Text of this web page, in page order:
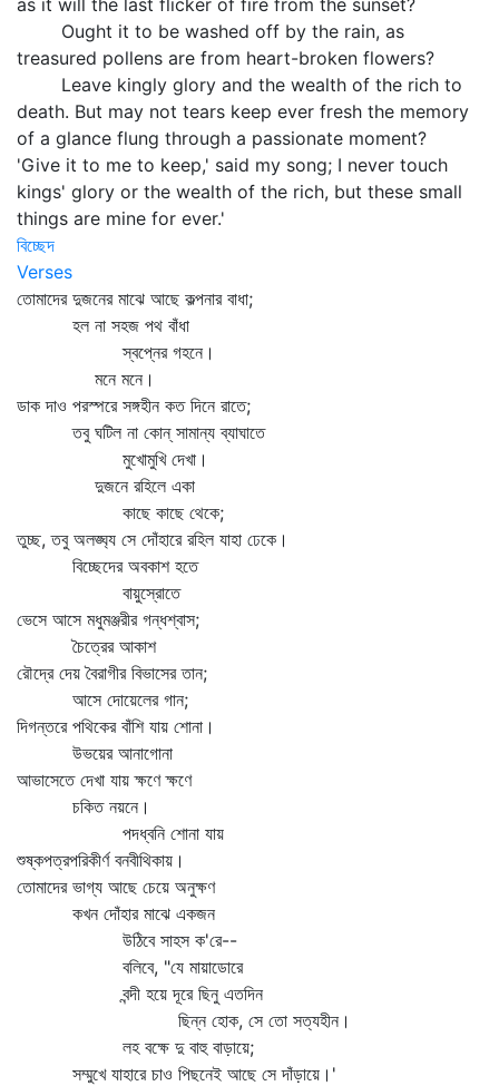
as it will the last flicker of fire from the sunset?
Ought it to be washed off by the rain, as
treasured pollens are from heart-broken flowers?
Leave kingly glory and the wealth of the rich to
death. But may not tears keep ever fresh the memory
of a glance flung through a passionate moment?
'Give it to me to keep,' said my song; I never touch
kings' glory or the wealth of the rich, but these small
things are mine for ever.'
বিচ্ছেদ
Verses
তোমাদের দুজনের মাঝে আছে কল্পনার বাধা;
হল না সহজ পথ বাঁধা
স্বপ্নের গহনে।
মনে মনে।
ডাক দাও পরস্পরে সঙ্গহীন কত দিনে রাতে;
তবু ঘটিল না কোন্‌ সামান্য ব্যাঘাতে
মুখোমুখি দেখা।
দুজনে রহিলে একা
কাছে কাছে থেকে;
তুচ্ছ, তবু অলঙ্ঘ্য সে দোঁহারে রহিল যাহা ঢেকে।
বিচ্ছেদের অবকাশ হতে
বায়ুস্রোতে
ভেসে আসে মধুমঞ্জরীর গন্ধশ্বাস;
চৈত্রের আকাশ
রৌদ্রে দেয় বৈরাগীর বিভাসের তান;
আসে দোয়েলের গান;
দিগন্তরে পথিকের বাঁশি যায় শোনা।
উভয়ের আনাগোনা
আভাসেতে দেখা যায় ক্ষণে ক্ষণে
চকিত নয়নে।
পদধ্বনি শোনা যায়
শুষ্কপত্রপরিকীর্ণ বনবীথিকায়।
তোমাদের ভাগ্য আছে চেয়ে অনুক্ষণ
কখন দোঁহার মাঝে একজন
উঠিবে সাহস ক'রে--
বলিবে, "যে মায়াডোরে
বন্দী হয়ে দূরে ছিনু এতদিন
ছিন্ন হোক, সে তো সত্যহীন।
লহ বক্ষে দু বাহু বাড়ায়ে;
সম্মুখে যাহারে চাও পিছনেই আছে সে দাঁড়ায়ে।'